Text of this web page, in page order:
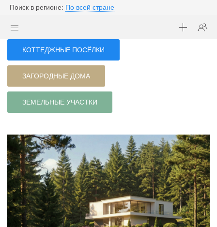
Поиск в регионе: По всей стране
КОТТЕДЖНЫЕ ПОСЁЛКИ
ЗАГОРОДНЫЕ ДОМА
ЗЕМЕЛЬНЫЕ УЧАСТКИ